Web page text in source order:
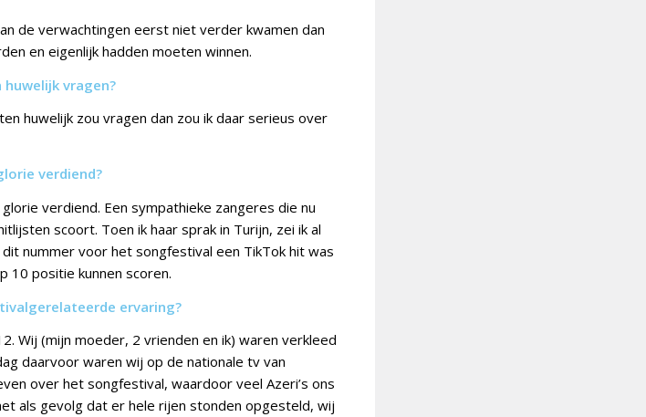
de verwachtingen eerst niet verder kwamen dan
en eigenlijk hadden moeten winnen.
vragen?
huwelijk zou vragen dan zou ik daar serieus over
verdiend?
verdiend. Een sympathieke zangeres die nu
scoort. Toen ik haar sprak in Turijn, zei ik al
nummer voor het songfestival een TikTok hit was
10 positie kunnen scoren.
ervaring?
Wij (mijn moeder, 2 vrienden en ik) waren verkleed
daarvoor waren wij op de nationale tv van
over het songfestival, waardoor veel Azeri’s ons
als gevolg dat er hele rijen stonden opgesteld, wij